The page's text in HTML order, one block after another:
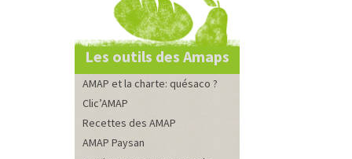
Les outils des Amaps
AMAP et la charte: quésaco ?
Clic’AMAP
Recettes des AMAP
AMAP Paysan